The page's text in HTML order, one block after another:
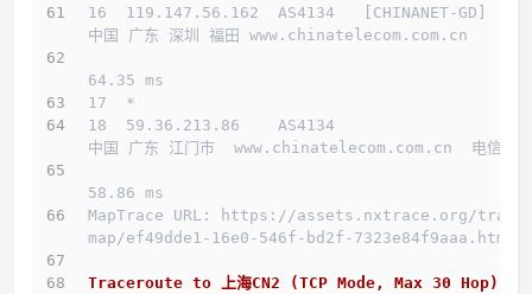
16  119.147.56.162  AS4134   [CHINANET-GD]
中国 广东 深圳 福田 www.chinatelecom.com.cn
64.35 ms
17  *
18  59.36.213.86    AS4134
中国 广东 江门市  www.chinatelecom.com.cn  电信
58.86 ms
MapTrace URL: https://assets.nxtrace.org/trace
map/ef49dde1-16e0-546f-bd2f-7323e84f9aaa.html
Traceroute to 上海CN2 (TCP Mode, Max 30 Hop)